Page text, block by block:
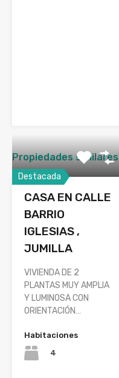
Propiedades similares
Destacada
CASA EN CALLE
BARRIO
IGLESIAS ,
JUMILLA
VIVIENDA DE 2
PLANTAS MUY AMPLIA
Y LUMINOSA CON
ORIENTACIÓN…
Habitaciones
4